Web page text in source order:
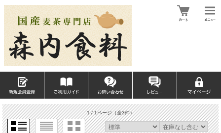
1 / 1ページ（全3件）